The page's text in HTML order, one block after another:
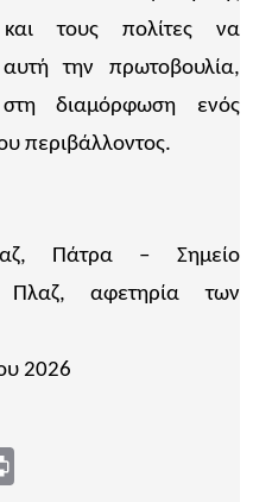
και τους πολίτες να
την πρωτοβουλία,
διαμόρφωση ενός
περιβάλλοντος.
Πάτρα – Σημείο
Πλαζ, αφετηρία των
2026